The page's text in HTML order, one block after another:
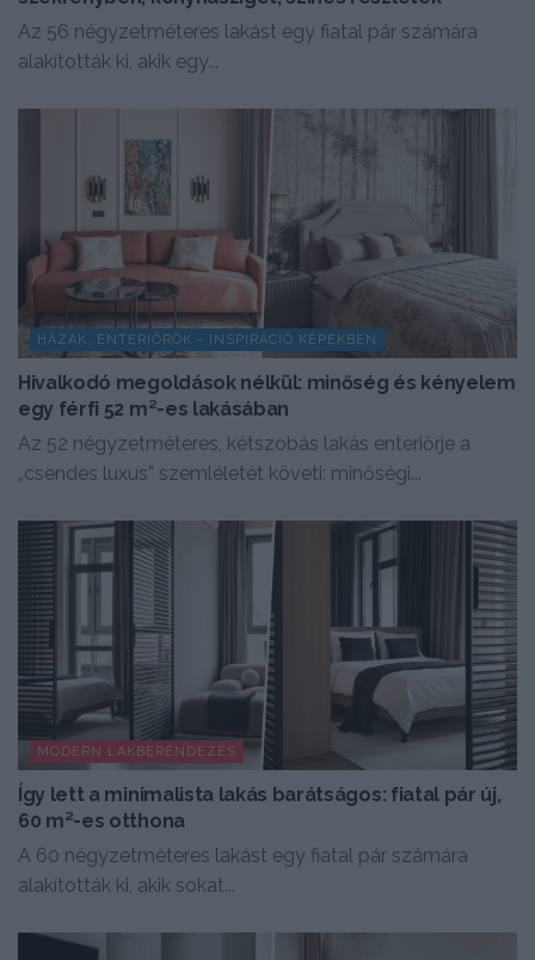
Az 56 négyzetméteres lakást egy fiatal pár számára
alakították ki, akik egy...
HÁZAK, ENTERIŐRÖK - INSPIRÁCIÓ KÉPEKBEN
Hivalkodó megoldások nélkül: minőség és kényelem
egy férfi 52 m²-es lakásában
Az 52 négyzetméteres, kétszobás lakás enteriőrje a
„csendes luxus” szemléletét követi: minőségi...
MODERN LAKBERENDEZÉS
Így lett a minimalista lakás barátságos: fiatal pár új,
60 m²-es otthona
A 60 négyzetméteres lakást egy fiatal pár számára
alakították ki, akik sokat...